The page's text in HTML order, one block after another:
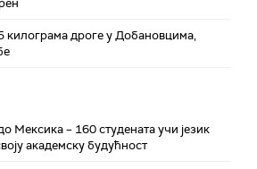
килограма дроге у Добановцима,
Мексика – 160 студената учи језик
академску будућност